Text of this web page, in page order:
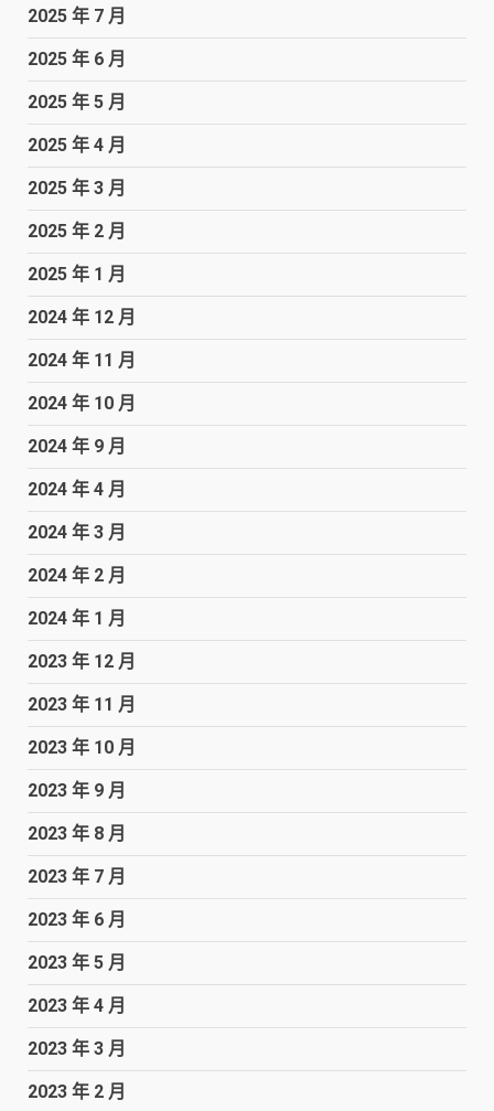
2025 年 7 月
2025 年 6 月
2025 年 5 月
2025 年 4 月
2025 年 3 月
2025 年 2 月
2025 年 1 月
2024 年 12 月
2024 年 11 月
2024 年 10 月
2024 年 9 月
2024 年 4 月
2024 年 3 月
2024 年 2 月
2024 年 1 月
2023 年 12 月
2023 年 11 月
2023 年 10 月
2023 年 9 月
2023 年 8 月
2023 年 7 月
2023 年 6 月
2023 年 5 月
2023 年 4 月
2023 年 3 月
2023 年 2 月